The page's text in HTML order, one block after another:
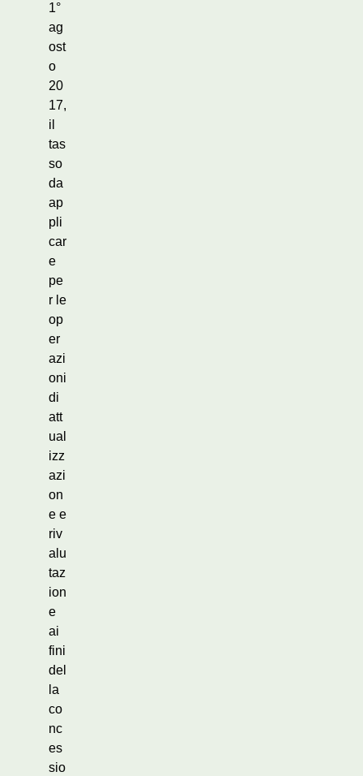
1°
ag
ost
o
20
17,
il
tas
so
da
ap
pli
car
e
pe
r le
op
er
azi
oni
di
att
ual
izz
azi
on
e e
riv
alu
taz
ion
e
ai
fini
del
la
co
nc
es
sio